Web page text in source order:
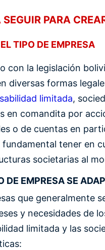
SEGUIR PARA
TIPO DE EMPRESA
con la legislación
diversas formas
limitada,
en comandita por
o de cuentas en
fundamental tener en
societarias al
DE EMPRESA SE
que generalmente
y necesidades de
limitada y las